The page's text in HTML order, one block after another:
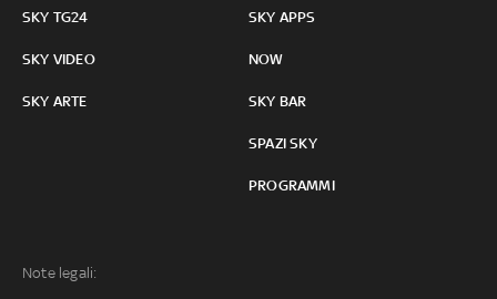
SKY TG24
SKY VIDEO
SKY ARTE
SKY APPS
NOW
SKY BAR
SPAZI SKY
PROGRAMMI
Note legali: